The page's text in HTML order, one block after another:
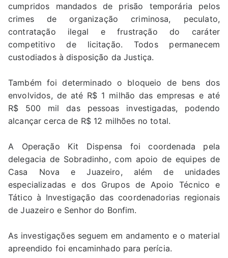
cumpridos mandados de prisão temporária pelos
crimes de organização criminosa, peculato,
contratação ilegal e frustração do caráter
competitivo de licitação. Todos permanecem
custodiados à disposição da Justiça.
Também foi determinado o bloqueio de bens dos
envolvidos, de até R$ 1 milhão das empresas e até
R$ 500 mil das pessoas investigadas, podendo
alcançar cerca de R$ 12 milhões no total.
A Operação Kit Dispensa foi coordenada pela
delegacia de Sobradinho, com apoio de equipes de
Casa Nova e Juazeiro, além de unidades
especializadas e dos Grupos de Apoio Técnico e
Tático à Investigação das coordenadorias regionais
de Juazeiro e Senhor do Bonfim.
As investigações seguem em andamento e o material
apreendido foi encaminhado para perícia.